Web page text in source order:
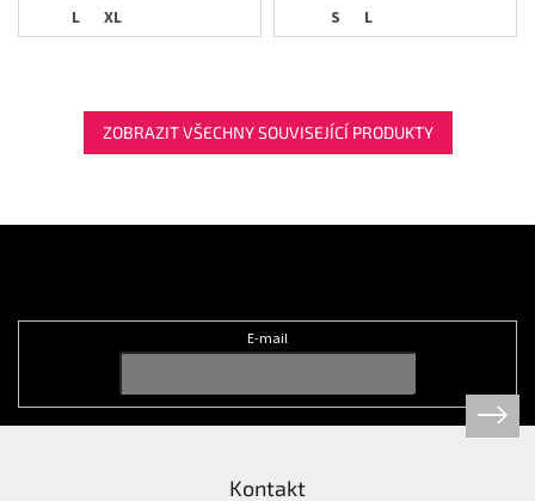
L XL S L
ZOBRAZIT VŠECHNY SOUVISEJÍCÍ PRODUKTY
E-mail
Kontakt